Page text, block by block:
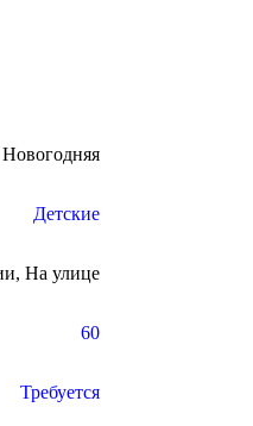
Новогодняя
Детские
, На улице
60
Требуется